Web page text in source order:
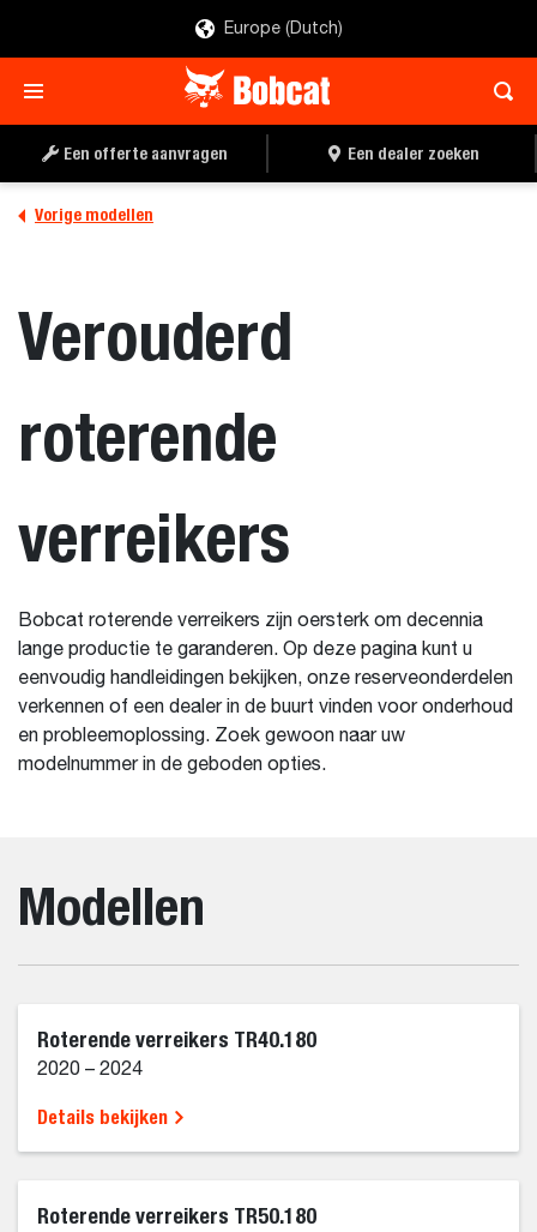
Europe (Dutch)
Een offerte aanvragen Een dealer zoeken
Vorige modellen
Verouderd
roterende
verreikers
Bobcat roterende verreikers zijn oersterk om decennia
lange productie te garanderen. Op deze pagina kunt u
eenvoudig handleidingen bekijken, onze reserveonderdelen
verkennen of een dealer in de buurt vinden voor onderhoud
en probleemoplossing. Zoek gewoon naar uw
modelnummer in de geboden opties.
Modellen
Roterende verreikers TR40.180
2020 – 2024
Details bekijken
Roterende verreikers TR50.180